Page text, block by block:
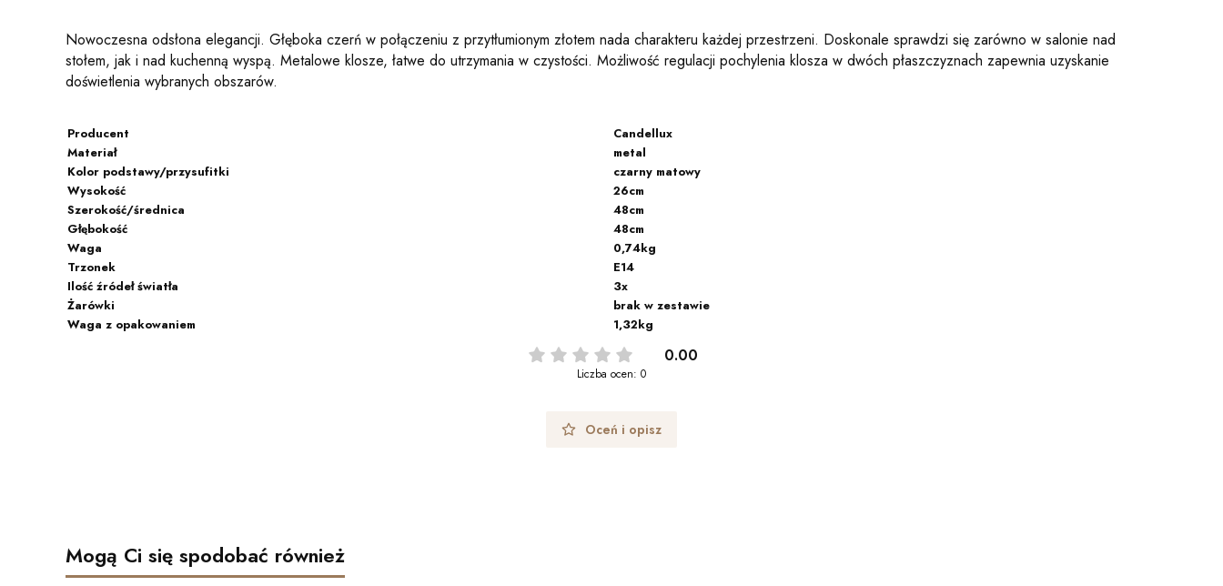
Nowoczesna odsłona elegancji. Głęboka czerń w połączeniu z przytłumionym złotem nada charakteru każdej przestrzeni. Doskonale sprawdzi się zarówno w salonie nad
stołem, jak i nad kuchenną wyspą. Metalowe klosze, łatwe do utrzymania w czystości. Możliwość regulacji pochylenia klosza w dwóch płaszczyznach zapewnia uzyskanie
doświetlenia wybranych obszarów.
Producent
Candellux
Materiał
metal
Kolor podstawy/przysufitki
czarny matowy
Wysokość
26cm
Szerokość/średnica
48cm
Głębokość
48cm
Waga
0,74kg
Trzonek
E14
Ilość źródeł światła
3x
Żarówki
brak w zestawie
Waga z opakowaniem
1,32kg
0.00
Liczba ocen: 0
Oceń i opisz
Mogą Ci się spodobać również